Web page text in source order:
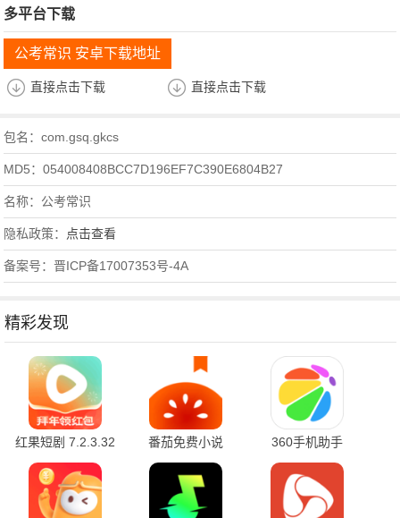
多平台下载
公考常识 安卓下载地址
直接点击下载 直接点击下载
包名：com.gsq.gkcs
MD5：054008408BCC7D196EF7C390E6804B27
名称：公考常识
隐私政策： 点击查看
备案号：晋ICP备17007353号-4A
精彩发现
红果短剧 7.2.3.32
官方版
番茄免费小说
7.2.3.32 安卓版
360手机助手
10.2.2 官方版